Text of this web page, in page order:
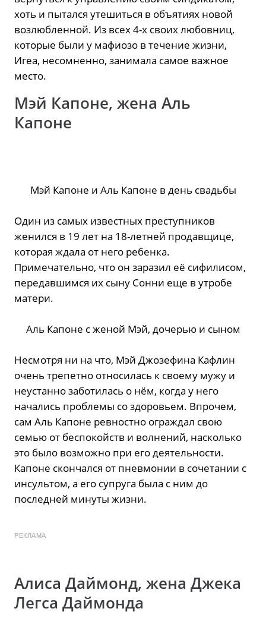
хоть и пытался утешиться в объятиях новой
возлюбленной. Из всех 4-х своих любовниц,
которые были у мафиозо в течение жизни,
Игеа, несомненно, занимала самое важное
место.
Мэй Капоне, жена Аль
Капоне
Мэй Капоне и Аль Капоне в день свадьбы
Один из самых известных преступников
женился в 19 лет на 18-летней продавщице,
которая ждала от него ребенка.
Примечательно, что он заразил её сифилисом,
передавшимся их сыну Сонни еще в утробе
матери.
Аль Капоне с женой Мэй, дочерью и сыном
Несмотря ни на что, Мэй Джозефина Кафлин
очень трепетно относилась к своему мужу и
неустанно заботилась о нём, когда у него
начались проблемы со здоровьем. Впрочем,
сам Аль Капоне ревностно ограждал свою
семью от беспокойств и волнений, насколько
это было возможно при его деятельности.
Капоне скончался от пневмонии в сочетании с
инсультом, а его супруга была с ним до
последней минуты жизни.
РЕКЛАМА
Алиса Даймонд, жена Джека
Легса Даймонда